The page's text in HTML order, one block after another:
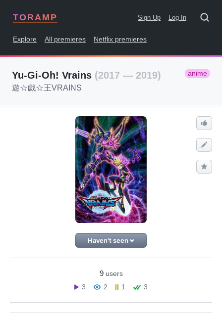
TORAMP Sign Up Log In
Explore All premieres Netflix premieres
Yu-Gi-Oh! Vrains (2017 — 2019) anime
遊☆戯☆王VRAINS
Haven't seen
9 users
3
2 1 3